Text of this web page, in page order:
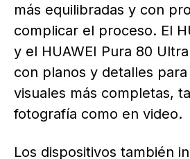
más equilibradas y con
complicar el proceso. El
y el HUAWEI Pura 80
con planos y detalles
visuales más completas,
fotografía como en video.
Los dispositivos también